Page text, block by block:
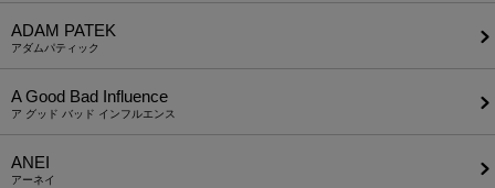
ADAM PATEK
アダムパティック
A Good Bad Influence
ア グッド バッド インフルエンス
ANEI
アーネイ